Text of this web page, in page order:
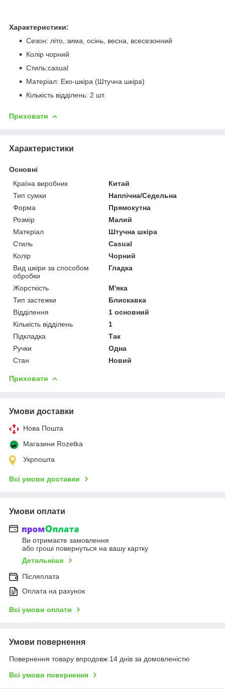
Характеристики:
Сезон: літо, зима, осінь, весна, всесезонний
Колір чорний
Стиль:casual
Матеріал: Еко-шкіра (Штучна шкіра)
Кількість відділень: 2 шт.
Приховати
Характеристики
Основні
Країна виробник
Китай
Тип сумки
Наплічна/Седельна
Форма
Прямокутна
Розмір
Малий
Матеріал
Штучна шкіра
Стиль
Casual
Колір
Чорний
Вид шкіри за способом
обробки
Гладка
Жорсткість
М'яка
Тип застежки
Блискавка
Відділення
1 основний
Кількість відділень
1
Підкладка
Так
Ручки
Одна
Стан
Новий
Приховати
Умови доставки
Нова Пошта
Магазини Rozetka
Укрпошта
Всі умови доставки
Умови оплати
Ви отримаєте замовлення
або гроші повернуться на вашу картку
Детальніше
Післяплата
Оплата на рахунок
Всі умови оплати
Умови повернення
Повернення товару впродовж 14 днів за домовленістю
Всі умови повернення